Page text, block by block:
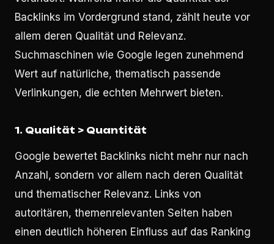
Backlinks im Vordergrund stand, zählt heute vor
allem deren Qualität und Relevanz.
Suchmaschinen wie Google legen zunehmend
Wert auf natürliche, thematisch passende
Verlinkungen, die echten Mehrwert bieten.
1. Qualität > Quantität
Google bewertet Backlinks nicht mehr nur nach
Anzahl, sondern vor allem nach deren Qualität
und thematischer Relevanz. Links von
autoritären, themenrelevanten Seiten haben
einen deutlich höheren Einfluss auf das Ranking